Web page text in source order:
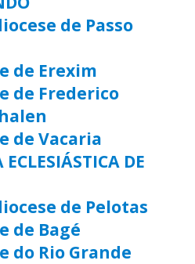
de Passo
de Erexim
de Frederico
de Vacaria
DE
de Pelotas
de Bagé
do Rio Grande